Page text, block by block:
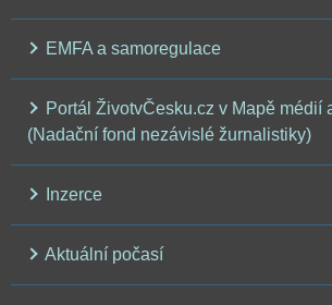
EMFA a samoregulace
Portál ŽivotvČesku.cz v Mapě médií
(Nadační fond nezávislé žurnalistiky)
Inzerce
Aktuální počasí